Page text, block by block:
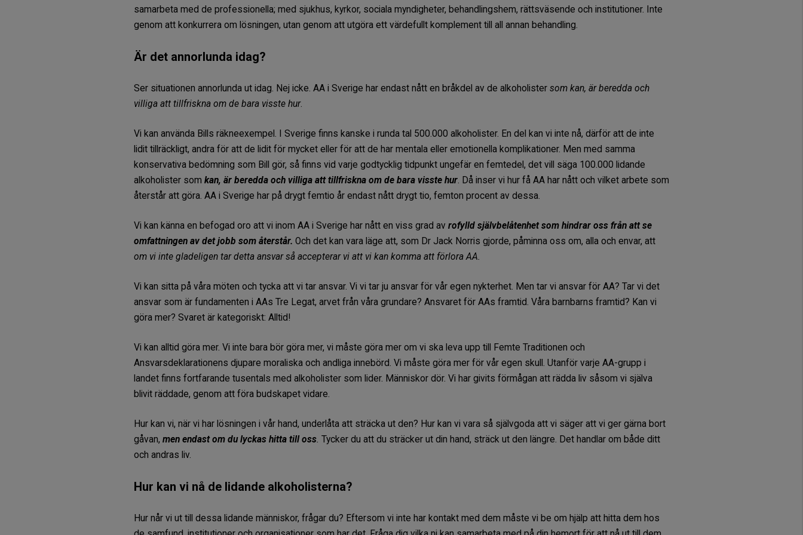
samarbeta med de professionella; med sjukhus, kyrkor, sociala myndigheter, behandlingshem, rättsväsende och institutioner. Inte
genom att konkurrera om lösningen, utan genom att utgöra ett värdefullt komplement till all annan behandling.
Är det annorlunda idag?
Ser situationen annorlunda ut idag. Nej icke. AA i Sverige har endast nått en bråkdel av de alkoholister som kan, är beredda och
villiga att tillfriskna om de bara visste hur.
Vi kan använda Bills räkneexempel. I Sverige finns kanske i runda tal 500.000 alkoholister. En del kan vi inte nå, därför att de inte
lidit tillräckligt, andra för att de lidit för mycket eller för att de har mentala eller emotionella komplikationer. Men med samma
konservativa bedömning som Bill gör, så finns vid varje godtycklig tidpunkt ungefär en femtedel, det vill säga 100.000 lidande
alkoholister som kan, är beredda och villiga att tillfriskna om de bara visste hur. Då inser vi hur få AA har nått och vilket arbete som
återstår att göra. AA i Sverige har på drygt femtio år endast nått drygt tio, femton procent av dessa.
Vi kan känna en befogad oro att vi inom AA i Sverige har nått en viss grad av rofylld självbelåtenhet som hindrar oss från att se
omfattningen av det jobb som återstår. Och det kan vara läge att, som Dr Jack Norris gjorde, påminna oss om, alla och envar, att
om vi inte gladeligen tar detta ansvar så accepterar vi att vi kan komma att förlora AA.
Vi kan sitta på våra möten och tycka att vi tar ansvar. Vi vi tar ju ansvar för vår egen nykterhet. Men tar vi ansvar för AA? Tar vi det
ansvar som är fundamenten i AAs Tre Legat, arvet från våra grundare? Ansvaret för AAs framtid. Våra barnbarns framtid? Kan vi
göra mer? Svaret är kategoriskt: Alltid!
Vi kan alltid göra mer. Vi inte bara bör göra mer, vi måste göra mer om vi ska leva upp till Femte Traditionen och
Ansvarsdeklarationens djupare moraliska och andliga innebörd. Vi måste göra mer för vår egen skull. Utanför varje AA-grupp i
landet finns fortfarande tusentals med alkoholister som lider. Människor dör. Vi har givits förmågan att rädda liv såsom vi själva
blivit räddade, genom att föra budskapet vidare.
Hur kan vi, när vi har lösningen i vår hand, underlåta att sträcka ut den? Hur kan vi vara så självgoda att vi säger att vi ger gärna bort
gåvan, men endast om du lyckas hitta till oss. Tycker du att du sträcker ut din hand, sträck ut den längre. Det handlar om både ditt
och andras liv.
Hur kan vi nå de lidande alkoholisterna?
Hur når vi ut till dessa lidande människor, frågar du? Eftersom vi inte har kontakt med dem måste vi be om hjälp att hitta dem hos